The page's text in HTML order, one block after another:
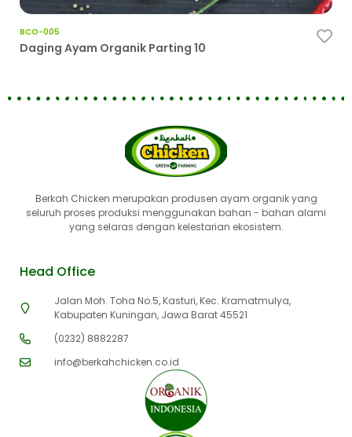
BCO-005
Daging Ayam Organik Parting 10
Berkah Chicken merupakan produsen ayam organik yang
seluruh proses produksi menggunakan bahan - bahan alami
yang selaras dengan kelestarian ekosistem.
Head Office
Jalan Moh. Toha No.5, Kasturi, Kec. Kramatmulya,
Kabupaten Kuningan, Jawa Barat 45521
(0232) 8882287
info@berkahchicken.co.id